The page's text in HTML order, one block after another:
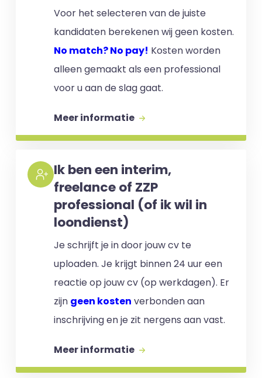
Voor het selecteren van de juiste
kandidaten berekenen wij geen kosten.
No match? No pay! Kosten worden
alleen gemaakt als een professional
voor u aan de slag gaat.
Meer informatie
Ik ben een interim,
freelance of ZZP
professional (of ik wil in
loondienst)
Je schrijft je in door jouw cv te
uploaden. Je krijgt binnen 24 uur een
reactie op jouw cv (op werkdagen). Er
zijn geen kosten verbonden aan
inschrijving en je zit nergens aan vast.
Meer informatie